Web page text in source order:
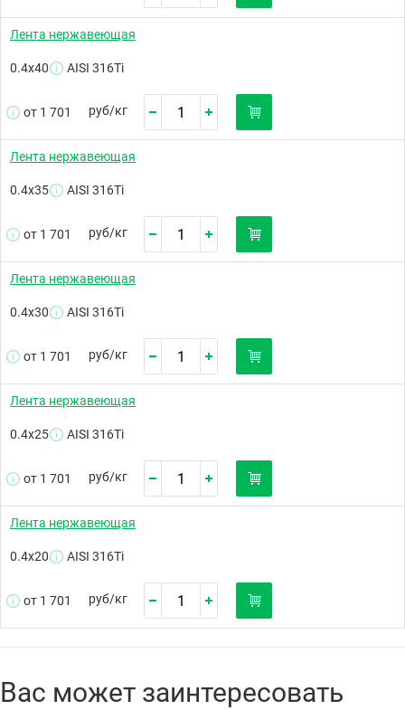
Лента нержавеющая
0.4х40 AISI 316Ti
от 1 701 руб/кг
Лента нержавеющая
0.4х35 AISI 316Ti
от 1 701 руб/кг
Лента нержавеющая
0.4х30 AISI 316Ti
от 1 701 руб/кг
Лента нержавеющая
0.4х25 AISI 316Ti
от 1 701 руб/кг
Лента нержавеющая
0.4х20 AISI 316Ti
от 1 701 руб/кг
Вас может заинтересовать